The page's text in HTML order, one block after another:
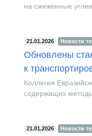
на сжиженные
21.01.2026 Новости
Обновлены
к
Коллегия
содержащих методы
21.01.2026 Новости